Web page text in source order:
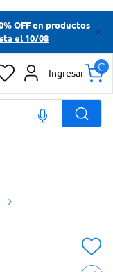
OFF en productos
el 10/08
Ingresar